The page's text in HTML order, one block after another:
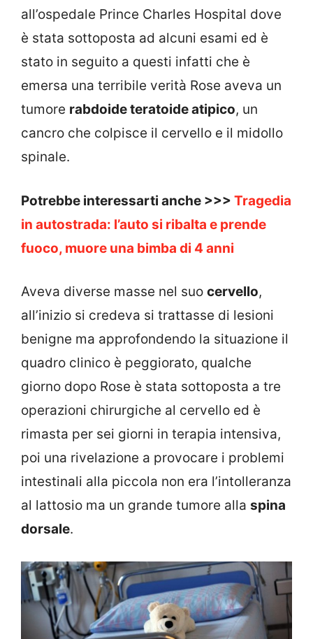
all’ospedale Prince Charles Hospital dove
è stata sottoposta ad alcuni esami ed è
stato in seguito a questi infatti che è
emersa una terribile verità Rose aveva un
tumore rabdoide teratoide atipico, un
cancro che colpisce il cervello e il midollo
spinale.
Potrebbe interessarti anche >>> Tragedia
in autostrada: l’auto si ribalta e prende
fuoco, muore una bimba di 4 anni
Aveva diverse masse nel suo cervello,
all’inizio si credeva si trattasse di lesioni
benigne ma approfondendo la situazione il
quadro clinico è peggiorato, qualche
giorno dopo Rose è stata sottoposta a tre
operazioni chirurgiche al cervello ed è
rimasta per sei giorni in terapia intensiva,
poi una rivelazione a provocare i problemi
intestinali alla piccola non era l’intolleranza
al lattosio ma un grande tumore alla spina
dorsale.